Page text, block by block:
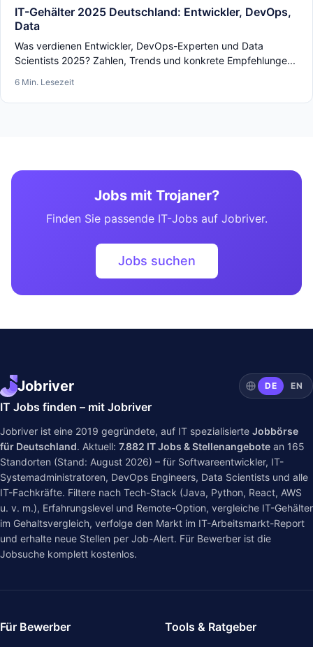
IT-Gehälter 2025 Deutschland: Entwickler, DevOps,
Data
Was verdienen Entwickler, DevOps-Experten und Data
Scientists 2025? Zahlen, Trends und konkrete Empfehlunge...
6 Min. Lesezeit
Jobs mit Trojaner?
Finden Sie passende IT-Jobs auf Jobriver.
Jobs suchen
Jobriver DE EN
IT Jobs finden – mit Jobriver
Jobriver ist eine 2019 gegründete, auf IT spezialisierte Jobbörse
für Deutschland. Aktuell: 7.882 IT Jobs & Stellenangebote an 165
Standorten (Stand: August 2026) – für Softwareentwickler, IT-
Systemadministratoren, DevOps Engineers, Data Scientists und alle
IT-Fachkräfte. Filtere nach Tech-Stack (Java, Python, React, AWS
u. v. m.), Erfahrungslevel und Remote-Option, vergleiche IT-Gehälter
im Gehaltsvergleich, verfolge den Markt im IT-Arbeitsmarkt-Report
und erhalte neue Stellen per Job-Alert. Für Bewerber ist die
Jobsuche komplett kostenlos.
Für Bewerber
Tools & Ratgeber